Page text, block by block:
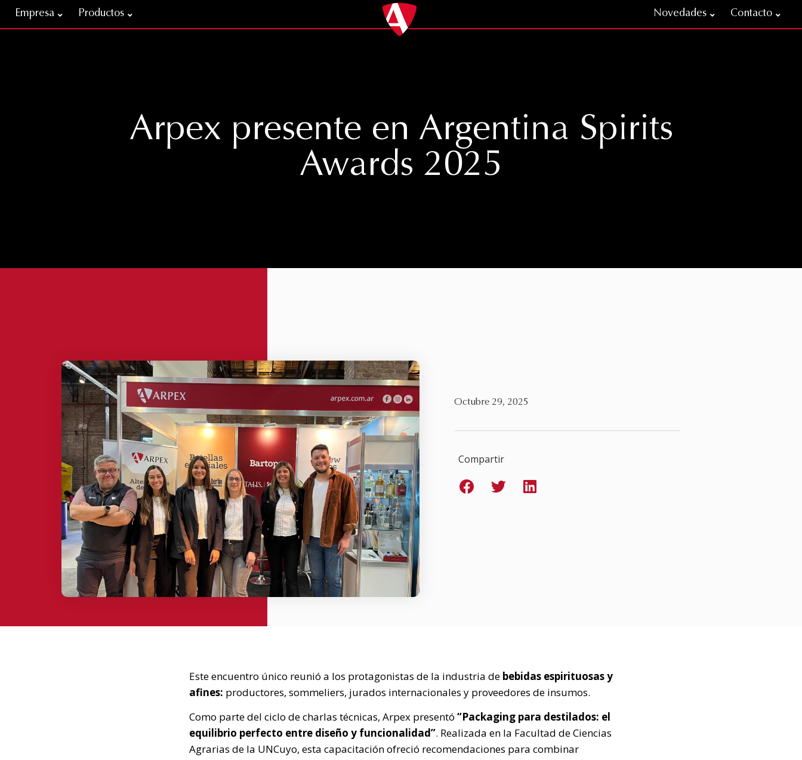
Empresa Productos Novedades Contacto
Arpex presente en Argentina Spirits
Awards 2025
Octubre 29, 2025
Compartir
Este encuentro único reunió a los protagonistas de la industria de bebidas espirituosas y
afines: productores, sommeliers, jurados internacionales y proveedores de insumos.
Como parte del ciclo de charlas técnicas, Arpex presentó “Packaging para destilados: el
equilibrio perfecto entre diseño y funcionalidad”. Realizada en la Facultad de Ciencias
Agrarias de la UNCuyo, esta capacitación ofreció recomendaciones para combinar